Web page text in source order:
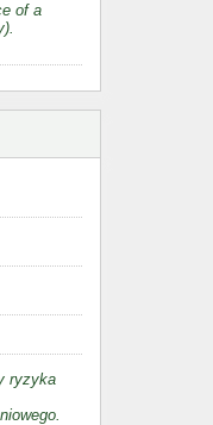
of a
ryzyka